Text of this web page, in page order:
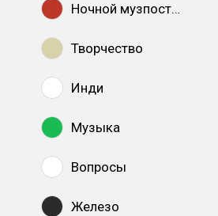
Ночной музпостинг
Творчество
Инди
Музыка
Вопросы
Железо